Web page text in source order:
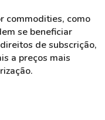
commodities, como
se beneficiar
de subscrição,
a preços mais
.